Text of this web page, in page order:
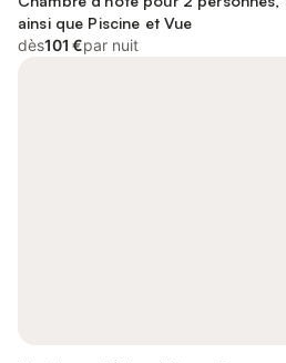
ainsi que Piscine et Vue
dès101 €par nuit